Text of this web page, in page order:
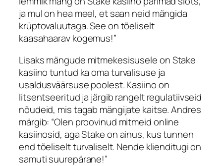
ja mul on hea meel, et saan neid mängida
krüptovaluutaga. See on tõeliselt
kaasahaarav kogemus!”
Lisaks mängude mitmekesisusele onStake
kasiinotuntud ka oma turvalisuse ja
usaldusväärsuse poolest. Kasiino on
litsentseeritud ja järgib rangelt regulatiivseid
nõudeid, mis tagab mängijate kaitse.Andres
märgib: “Olen proovinud mitmeid online
kasiinosid, agaStakeon ainus, kus tunnen
end tõeliselt turvaliselt. Nende klienditugi on
samuti suurepärane!”